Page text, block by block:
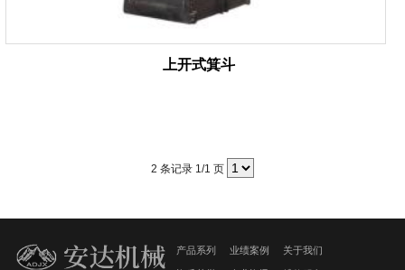
上开式箕斗
2 条记录 1/1 页
产品系列 业绩案例 关于我们